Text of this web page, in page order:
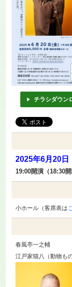
チラシダウン
2025年6月20日
19:00開演（18:30
小ホール（客席表は
春風亭一之輔
江戸家猫八（動物も